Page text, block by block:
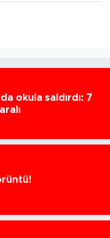
okula saldırdı: 7